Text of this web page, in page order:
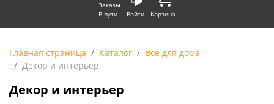
Заказы
В пути
Войти Корзина
Главная страница Каталог
Все для дома
Декор и интерьер
Декор и интерьер